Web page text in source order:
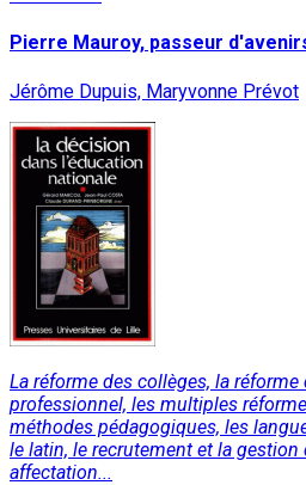
Pierre Mauroy, passeur
Jérôme Dupuis, Maryvonne Prévot
La réforme des collèges, la
professionnel, les multiples
méthodes pédagogiques, les
le latin, le recrutement et la gestion
affectation...